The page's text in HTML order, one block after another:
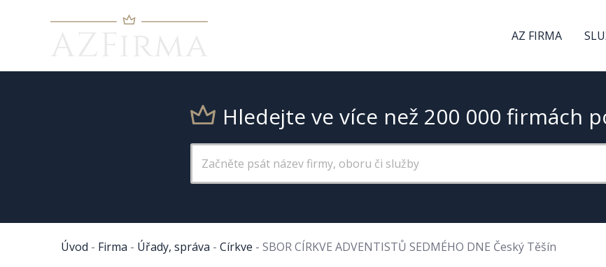
AZ FIRMA
Hledejte ve více než 200 000 firmách
Úvod - Firma - Úřady, správa - Církve - SBOR CÍRKVE ADVENTISTŮ SEDMÉHO DNE Český Těšín